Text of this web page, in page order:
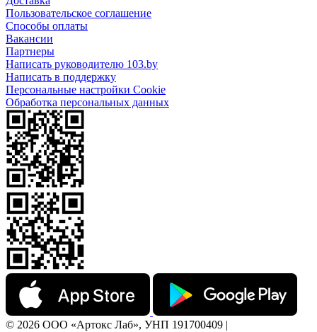
Пользовательское соглашение
Способы оплаты
Вакансии
Партнеры
Написать руководителю 103.by
Написать в поддержку
Персональные настройки Cookie
Обработка персональных данных
© 2026 ООО «Артокс Лаб», УНП 191700409 |